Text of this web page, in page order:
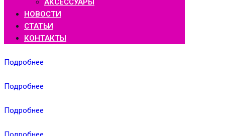
АКСЕССУАРЫ
НОВОСТИ
СТАТЬИ
КОНТАКТЫ
Подробнее
Подробнее
Подробнее